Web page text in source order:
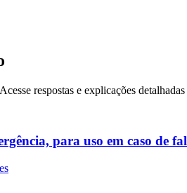
respostas e explicações
para uso em caso de